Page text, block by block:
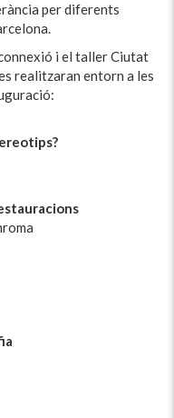
per diferents
i el taller Ciutat
realitzaran entorn a les